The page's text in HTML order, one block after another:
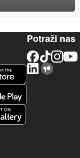
Potraži nas